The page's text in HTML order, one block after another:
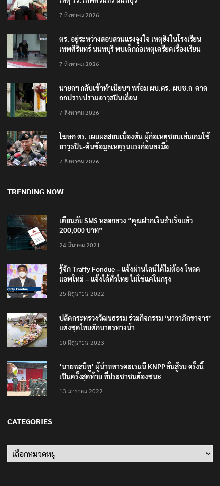
7 สิงหาคม 2026
ตร. อยู่ระหว่างสอบสวนแรงจูงใจ เหตุยิงในโรงเรียน
เทพศิรินทร์ นนทบุรี พบเด็กก่อเหตุเครียดเรื่องเรียน
7 สิงหาคม 2026
นายกฯ กลับเข้าทำเนียบฯ พร้อม ผบ.ตร.-ผบช.ก. คาด
ถกปราบปรามอาวุธปืนเถื่อน
7 สิงหาคม 2026
โฆษก ตร. เผยผลสอบเบื้องต้น ผู้ก่อเหตุชอบเล่นเกมใช้
อาวุธปืน-ค้นข้อมูลเหตุรุนแรงก่อนลงมือ
7 สิงหาคม 2026
TRENDING NOW
เตือนภัย SMS หลอกลวง “คุณฝากเงินสำเร็จแล้ว
200,000 บาท”
24 มีนาคม 2021
รู้จัก Traffy Fondue – แจ้งผ่านไลน์ได้ไม่ต้อง โหลด
แอพใหม่ – แจ้งได้ทั่วไทย ไม่ใช่แค่ในกรุง
25 มิถุนายน 2022
ปลัดกระทรวงวัฒนธรรม ร่วมกิจกรรม ‘นาวาภิกขาจาร’
แต่งชุดไทยตักบาตรทางน้ำ
10 มิถุนายน 2023
‘นายพลบีทู’ ผู้นำทหารคะเรนนี KNPP ลั่นสู้รบ ครั้งนี้
เป็นครั้งสุดท้าย ที่ประชาชนต้องชนะ
13 มกราคม 2022
CATEGORIES
Categories